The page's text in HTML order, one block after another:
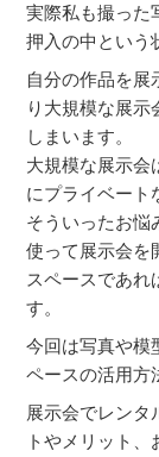
実際私も撮った
押入の中という
自分の作品を展
り大規模な展示
しまいます。
大規模な展示会
にプライベート
そういったお悩
使って展示会を
スペースであれ
す。
今回は写真や模
ペースの活用方
展示会でレンタ
トやメリット